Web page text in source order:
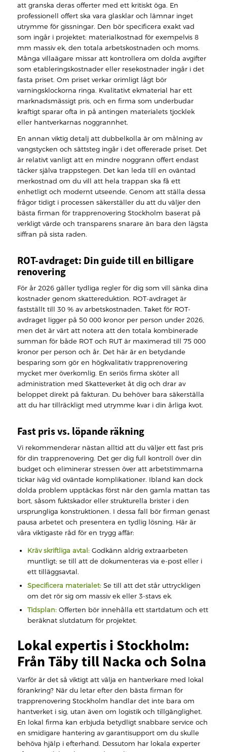
att granska deras offerter med ett kritiskt öga. En
professionell offert ska vara glasklar och lämnar inget
utrymme för gissningar. Den bör specificera exakt vad
som ingår i projektet: materialkostnad för exempelvis 8
mm massiv ek, den totala arbetskostnaden och moms.
Många villaägare missar att kontrollera om dolda avgifter
som etableringskostnader eller resekostnader ingår i det
fasta priset. Om priset verkar orimligt lågt bör
varningsklockorna ringa. Kvalitativt ekmaterial har ett
marknadsmässigt pris, och en firma som underbudar
kraftigt sparar ofta in på antingen materialets tjocklek
eller hantverkarnas noggrannhet.
En annan viktig detalj att dubbelkolla är om målning av
vangstycken och sättsteg ingår i det offererade priset. Det
är relativt vanligt att en mindre noggrann offert endast
täcker själva trappstegen. Det kan leda till en oväntad
merkostnad om du vill att hela trappan ska få ett
enhetligt och modernt utseende. Genom att ställa dessa
frågor tidigt i processen säkerställer du att du väljer den
bästa firman för trapprenovering Stockholm baserat på
verkligt värde och transparens snarare än bara den lägsta
siffran på sista raden.
ROT-avdraget: Din guide till en billigare
renovering
För år 2026 gäller tydliga regler för dig som vill sänka dina
kostnader genom skattereduktion. ROT-avdraget är
fastställt till 30 % av arbetskostnaden. Taket för ROT-
avdraget ligger på 50 000 kronor per person under 2026,
men det är värt att notera att den totala kombinerade
summan för både ROT och RUT är maximerad till 75 000
kronor per person och år. Det här är en betydande
besparing som gör en högkvalitativ trapprenovering
mycket mer överkomlig. En seriös firma sköter all
administration med Skatteverket åt dig och drar av
beloppet direkt på fakturan. Du behöver bara säkerställa
att du har tillräckligt med utrymme kvar i din årliga kvot.
Fast pris vs. löpande räkning
Vi rekommenderar nästan alltid att du väljer ett fast pris
för din trapprenovering. Det ger dig full kontroll över din
budget och eliminerar stressen över att arbetstimmarna
tickar iväg vid oväntade komplikationer. Ibland kan dock
dolda problem upptäckas först när den gamla mattan tas
bort, såsom fuktskador eller strukturella brister i den
ursprungliga konstruktionen. I dessa fall bör firman genast
pausa arbetet och presentera en tydlig lösning. Här är
våra viktigaste råd för en trygg affär:
Kräv skriftliga avtal:Godkänn aldrig extraarbeten
muntligt; se till att de dokumenteras via e-post eller i
ett tilläggsavtal.
Specificera materialet:Se till att det står uttryckligen
om det rör sig om massiv ek eller 3-stavs ek.
Tidsplan:Offerten bör innehålla ett startdatum och ett
beräknat slutdatum för projektet.
Lokal expertis i Stockholm:
Från Täby till Nacka och Solna
Varför är det så viktigt att välja en hantverkare med lokal
förankring? När du letar efter den bästa firman för
trapprenovering Stockholm handlar det inte bara om
hantverket i sig, utan även om logistik och tillgänglighet.
En lokal firma kan erbjuda betydligt snabbare service och
en smidigare hantering av garantisupport om du skulle
behöva hjälp i efterhand. Dessutom har lokala experter